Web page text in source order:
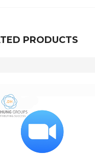
PRODUCTS